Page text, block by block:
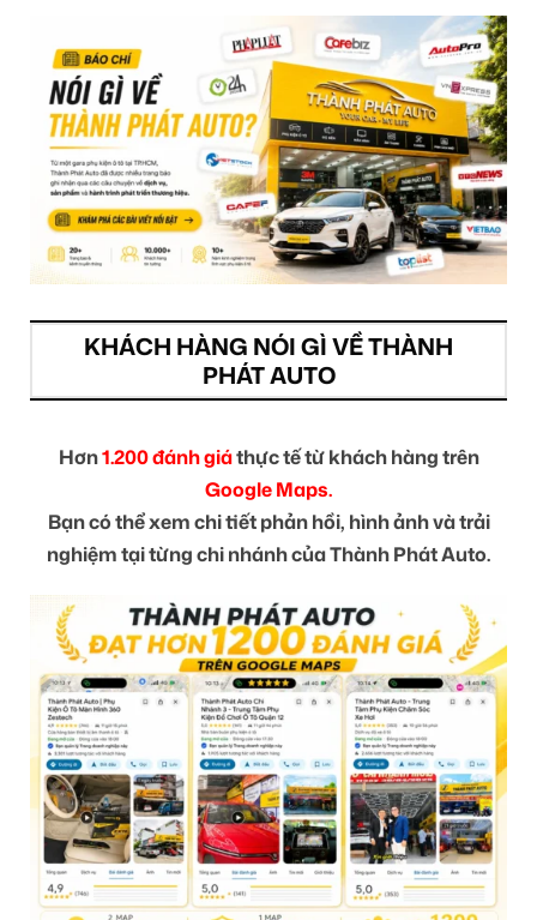
KHÁCH HÀNG NÓI GÌ VỀ THÀNH
PHÁT AUTO
Hơn1.200 đánh giáthực tế từ khách hàng trên
Google Maps.
Bạn có thể xem chi tiết phản hồi, hình ảnh và trải
nghiệm tại từng chi nhánh của Thành Phát Auto.